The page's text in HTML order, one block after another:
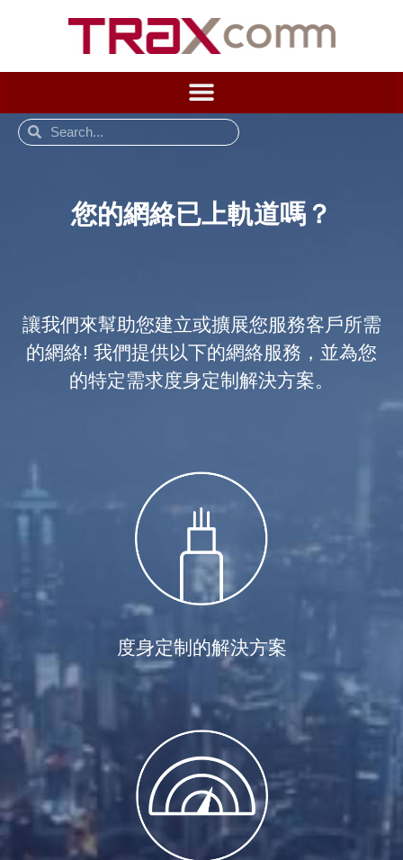
您的網絡已上軌道嗎？
讓我們來幫助您建立或擴展您服務客戶所需
的網絡! 我們提供以下的網絡服務，並為您
的特定需求度身定制解決方案。
度身定制的解決方案